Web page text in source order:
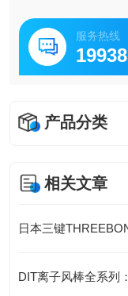
服务热线
产品分类
相关文章